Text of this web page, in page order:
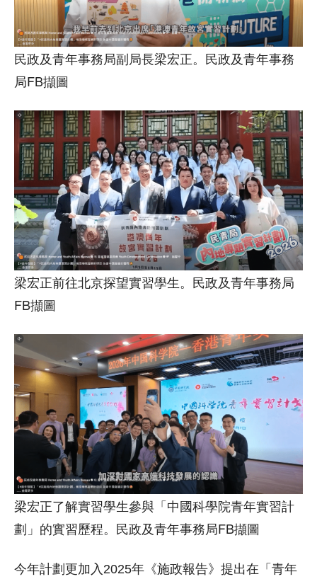
民政及青年事務局副局長梁宏正。民政及青年事務
局FB擷圖
梁宏正前往北京探望實習學生。民政及青年事務局
FB擷圖
梁宏正了解實習學生參與「中國科學院青年實習計
劃」的實習歷程。民政及青年事務局FB擷圖
今年計劃更加入2025年《施政報告》提出在「青年